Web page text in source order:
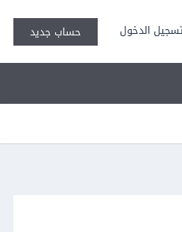
الدخول حساب جديد